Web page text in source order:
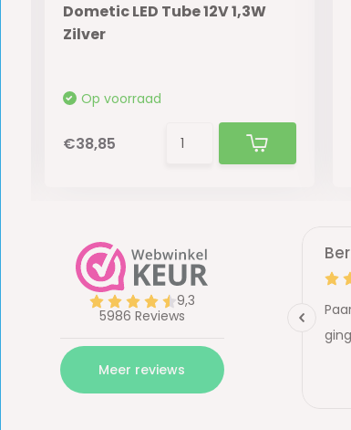
Dometic LED Tube 12V 1,3W
Zilver
Op voorraad
€38,85